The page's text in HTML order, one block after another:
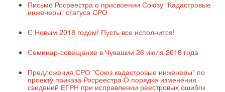
Письмо Росреестра о присвоении Союзу "Кадастровые
инженеры" статуса СРО
С Новым 2018 годом! Пусть все исполнится!
Семинар-совещание в Чувашии 26 июля 2018 года
Предложения СРО "Союз кадастровые инженеры" по
проекту приказа Росреестра О порядке изменения
сведений ЕГРН при исправлении реестровых ошибок